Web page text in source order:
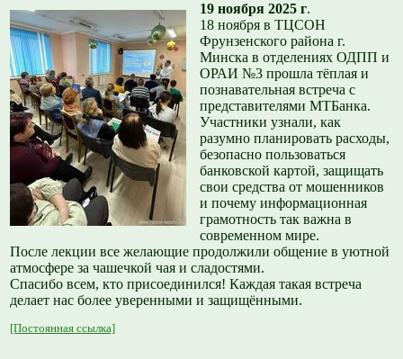
19 ноября 2025 г.
18 ноября в ТЦСОН
Фрунзенского района г.
Минска в отделениях ОДПП и
ОРАИ №3 прошла тёплая и
познавательная встреча с
представителями МТБанка.
Участники узнали, как
разумно планировать расходы,
безопасно пользоваться
банковской картой, защищать
свои средства от мошенников
и почему информационная
грамотность так важна в
современном мире.
После лекции все желающие продолжили общение в уютной
атмосфере за чашечкой чая и сладостями.
Спасибо всем, кто присоединился! Каждая такая встреча
делает нас более уверенными и защищёнными.
[Постоянная ссылка]